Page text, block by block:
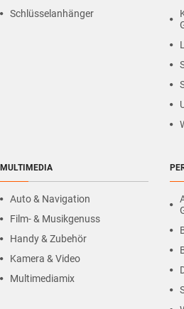
Schlüsselanhänger
MULTIMEDIA
Auto & Navigation
Film- & Musikgenuss
Handy & Zubehör
Kamera & Video
Multimediamix